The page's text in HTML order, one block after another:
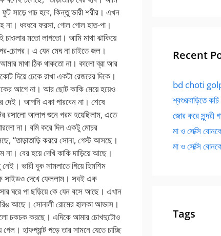
Recent
bd choti golpo
শ্বশুরবাড়িতে কচি
জোর করে সুন্দরী
মা ও সেক্সি
মা ও সেক্সি
Tags